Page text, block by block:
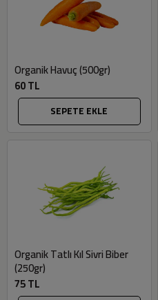
Organik Havuç (500gr)
60 TL
SEPETE EKLE
Organik Tatlı Kıl Sivri Biber
(250gr)
75 TL